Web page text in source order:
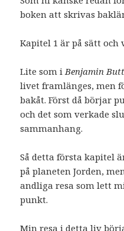
boken att skrivas
Kapitel 1 är på sätt och
Lite som i Benjamin
livet framlänges, men
bakåt. Först då börjar
och det som verkade
sammanhang.
Så detta första kapitel
på planeten Jorden,
andliga resa som lett
punkt.
Min resa i detta liv